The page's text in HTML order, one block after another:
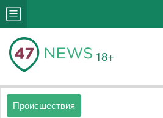
18+
Происшествия